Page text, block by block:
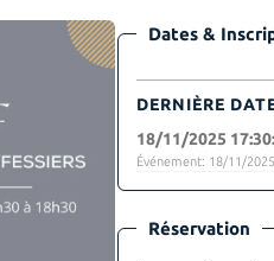
Dates &
DERNIÈRE
18/11/2025
Événement: 18/11/
Réservation